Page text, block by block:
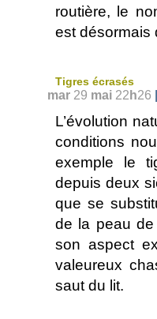
routière, le
est désormais
Tigres écrasés
mar 29 mai 22 h26
L’évolution
conditions
exemple le
depuis deux
que se
de la peau
son aspect
valeureux
saut du lit.